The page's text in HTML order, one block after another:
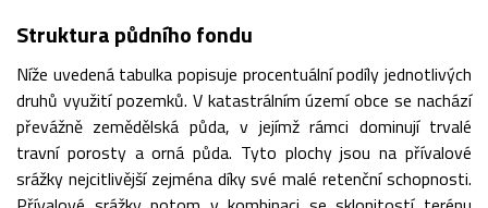
Struktura půdního fondu
Níže uvedená tabulka popisuje procentuální podíly jednotlivých
druhů využití pozemků. V katastrálním území obce se nachází
převážně zemědělská půda, v jejímž rámci dominují trvalé
travní porosty a orná půda. Tyto plochy jsou na přívalové
srážky nejcitlivější zejména díky své malé retenční schopnosti.